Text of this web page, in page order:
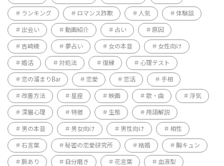
ランキング ロマンス詐欺 人気 体験談
出会い 動画紹介 占い 原因
吉崎綾 夢占い 女の本音 女性向け
婚活 対処法 復縁 心理テスト
恋の溜まりBar 恋愛 恋活 手相
改善方法 星座 映画 歌・曲 浮気
深層心理 特徴 生態 用語解説
男の本音 男女向け 男性向け 相性
石言葉 秘密の恋愛研究所 結婚 胸キュン
脈あり 自分磨き 花言葉 血液型